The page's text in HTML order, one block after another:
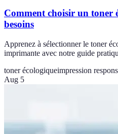
Comment choisir un toner
besoins
Apprenez à sélectionner le toner
imprimante avec notre guide
toner écologiqueimpression
Aug 5